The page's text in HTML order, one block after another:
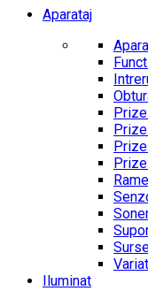
Aparataj
Iluminat